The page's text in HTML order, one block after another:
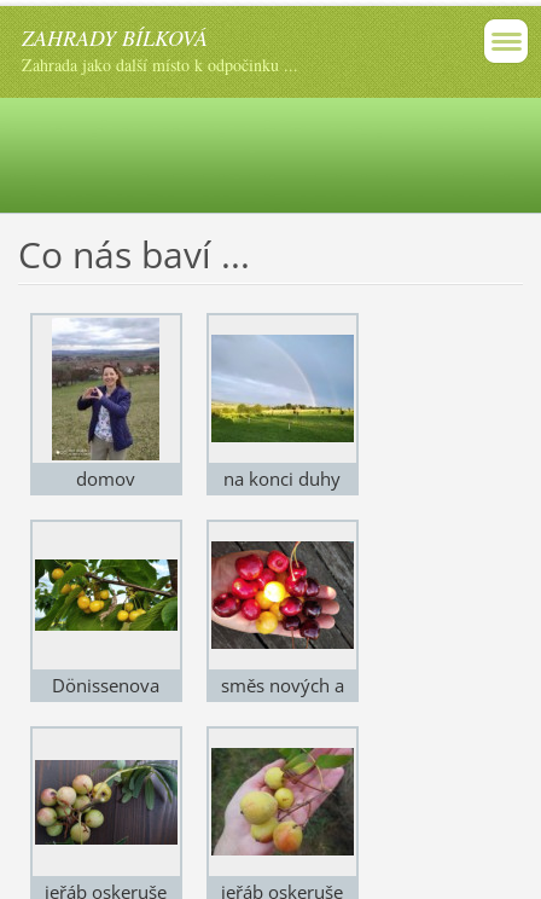
ZAHRADY BÍLKOVÁ
Zahrada jako další místo k odpočinku ...
Co nás baví ...
domov na konci duhy
Dönissenova
směs nových a
jeřáb oskeruše
jeřáb oskeruše